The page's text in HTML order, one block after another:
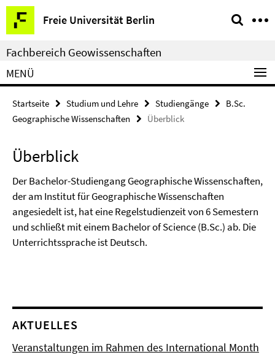
Springe
direkt
zu
Inhalt
Freie Universität Berlin
Service-
Navigation
Fachbereich Geowissenschaften
MENÜ
Startseite Studium und Lehre Studiengänge
B.Sc.
Geographische Wissenschaften
Überblick
Überblick
Der Bachelor-Studiengang Geographische Wissenschaften,
der am Institut für Geographische Wissenschaften
angesiedelt ist, hat eine Regelstudienzeit von 6 Semestern
und schließt mit einem Bachelor of Science (B.Sc.) ab. Die
Unterrichtssprache ist Deutsch.
AKTUELLES
Veranstaltungen im Rahmen des International Month